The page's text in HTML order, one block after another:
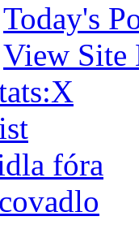
Today's
View Site
fóra